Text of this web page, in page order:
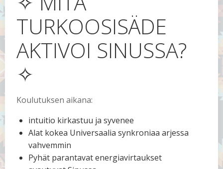
TURKOOSISÄDE
AKTIVOI SINUSSA?
✧
Koulutuksen aikana:
intuitio kirkastuu ja syvenee
Alat kokea Universaalia synkroniaa arjessa
vahvemmin
Pyhät parantavat energiavirtaukset